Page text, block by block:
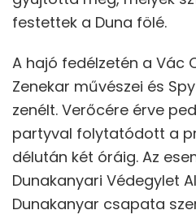
festettek a Duna fölé.
A hajó fedélzetén a Vác
Zenekar művészei és
zenélt. Verőcére érve
partyval folytatódott a
délután két óráig. Az
Dunakanyari Védegylet
Dunakanyar csapata